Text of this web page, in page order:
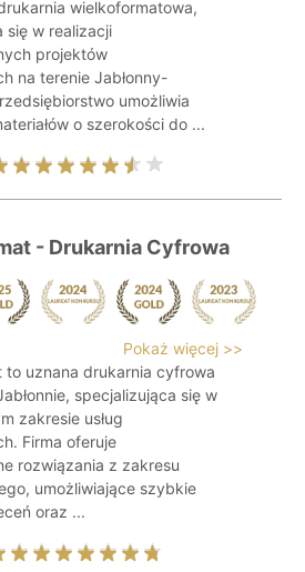
wielkoformatowa,
się w realizacji
projektów
na terenie Jabłonny-
umożliwia
o szerokości do ...
- Drukarnia Cyfrowa
Pokaż więcej >>
to uznana drukarnia cyfrowa
specjalizująca się w
zakresie usług
Firma oferuje
rozwiązania z zakresu
umożliwiające szybkie
oraz ...